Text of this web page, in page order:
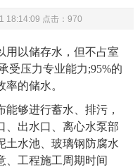
18:14:09 点击：970
以储存水，但不占室
受压力专业能力;95%的
的储水。
够进行蓄水、排污，
、出水口、离心水泵部
土水池、玻璃钢防腐水
、工程施工周期时间